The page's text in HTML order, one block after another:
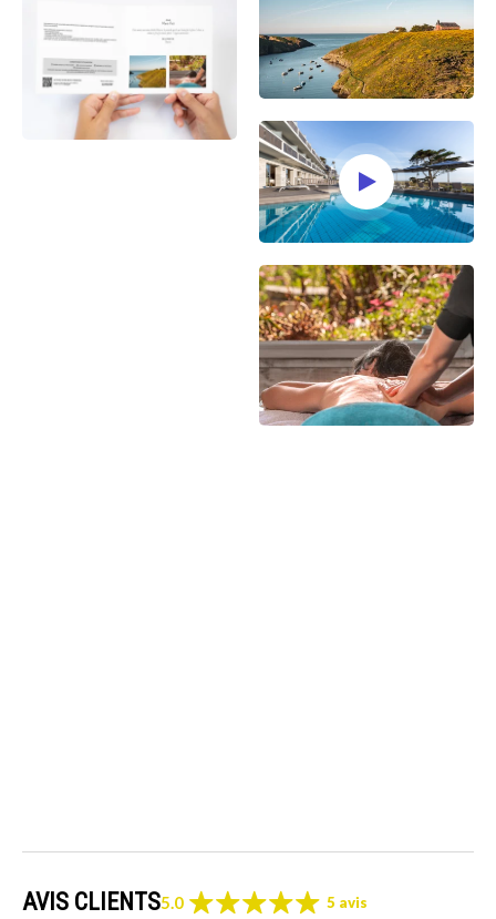
AVIS CLIENTS5.0 5 avis